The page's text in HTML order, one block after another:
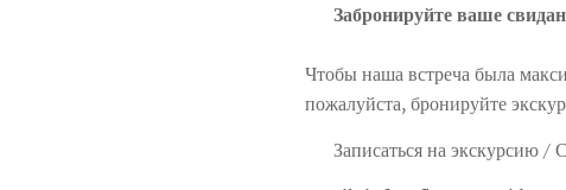
Забронируйте ваше
Чтобы наша встреча была
пожалуйста, бронируйте
📬 Записаться на экскурсию /